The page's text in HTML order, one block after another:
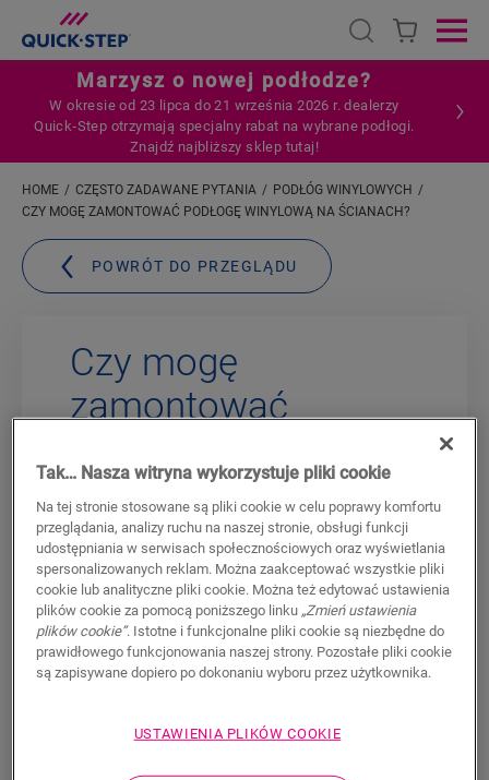
Open search
Marzysz o nowej podłodze?
W okresie od 23 lipca do 21 września 2026 r. dealerzy
Quick‑Step otrzymają specjalny rabat na wybrane podłogi.
Znajdź najbliższy sklep tutaj!
HOME CZĘSTO ZADAWANE PYTANIA
PODŁÓG WINYLOWYCH
CZY MOGĘ ZAMONTOWAĆ PODŁOGĘ WINYLOWĄ NA ŚCIANACH?
POWRÓT DO PRZEGLĄDU
Czy mogę
zamontować
na ścianach?
Odpowiedź brzmi„tak”! Wyjątkowe
partnerstwo z firmąMapeipozwoliło
firmie Quick-Step wprowadzić do oferty
rozwiązania podłóg winylowych, które
zostały poddane kompleksowym testom w
zakresie zastosowań podłogowych i
Tak… Nasza witryna wykorzystuje pliki cookie
Na tej stronie stosowane są pliki cookie w celu poprawy komfortu
przeglądania, analizy ruchu na naszej stronie, obsługi funkcji
udostępniania w serwisach społecznościowych oraz wyświetlania
spersonalizowanych reklam. Można zaakceptować wszystkie pliki
cookie lub analityczne pliki cookie. Można też edytować ustawienia
plików cookie za pomocą poniższego linku „Zmień ustawienia
plików cookie”. Istotne i funkcjonalne pliki cookie są niezbędne do
prawidłowego funkcjonowania naszej strony. Pozostałe pliki cookie
są zapisywane dopiero po dokonaniu wyboru przez użytkownika.
USTAWIENIA PLIKÓW COOKIE